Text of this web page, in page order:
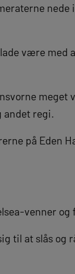
nede
være
meget
andet regi.
på Eden
venner og
til at slås og